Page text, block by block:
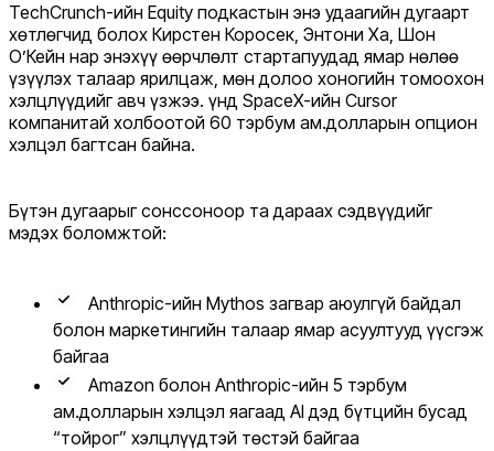
TechCrunch-ийн Equity подкастын энэ удаагийн дугаарт
хөтлөгчид болох Кирстен Коросек, Энтони Ха, Шон
О’Кейн нар энэхүү өөрчлөлт стартапуудад ямар нөлөө
үзүүлэх талаар ярилцаж, мөн долоо хоногийн томоохон
хэлцлүүдийг авч үзжээ. Үүнд SpaceX-ийн Cursor
компанитай холбоотой 60 тэрбум ам.долларын опцион
хэлцэл багтсан байна.
Бүтэн дугаарыг сонссоноор та дараах сэдвүүдийг
мэдэх боломжтой:
Anthropic-ийн Mythos загвар аюулгүй байдал
болон маркетингийн талаар ямар асуултууд үүсгэж
байгаа
Amazon болон Anthropic-ийн 5 тэрбум
ам.долларын хэлцэл яагаад AI дэд бүтцийн бусад
“тойрог” хэлцлүүдтэй төстэй байгаа